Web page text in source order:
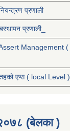
प्रणाली
प्रणाली_
Management (
एप्स ( local Level )
(बेलका )